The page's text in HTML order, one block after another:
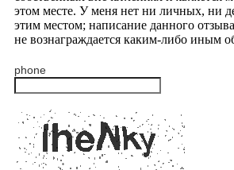
этом месте. У меня нет ни личных, ни
этим местом; написание данного
не вознаграждается каким-либо иным
phone